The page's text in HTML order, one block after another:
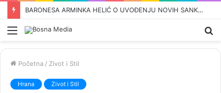
NOVI SKANDAL TRESE REPUBLIKU SRPSKU: Vukanović otkrio detalje velike tajne nagodbe Dodika i Stanivukovića, u sve je umiješan i Vučić…
Meni
Početna / Zivot i Stil
Hrana Zivot i Stil